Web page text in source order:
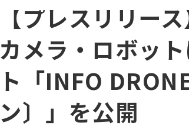
【プレスリリー
カメラ・ロボッ
ト「INFO
ン〕」を公開